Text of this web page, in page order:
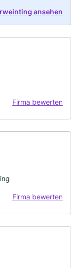
ansehen
Firma bewerten
Firma bewerten